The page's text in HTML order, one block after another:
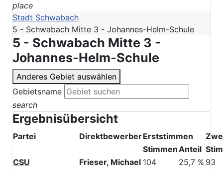
place
Stadt Schwabach
5 - Schwabach Mitte 3 - Johannes-Helm-Schule
5 - Schwabach Mitte 3 -
Johannes-Helm-Schule
Anderes Gebiet auswählen
Gebietsname
search
Ergebnisübersicht
Partei DirektbewerberErststimmen
StimmenAnteil
CSU
Frieser, Michael 104 25,7 % 93